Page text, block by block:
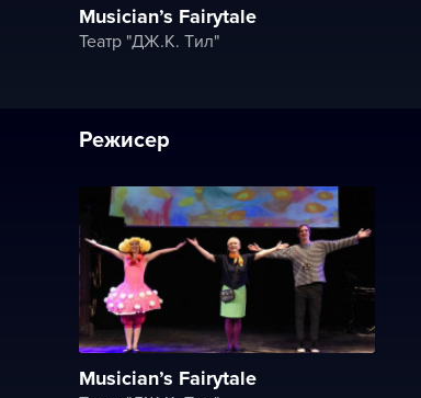
Musician’s Fairytale
Театр "ДЖ.K. Tил"
Режисер
Musician’s Fairytale